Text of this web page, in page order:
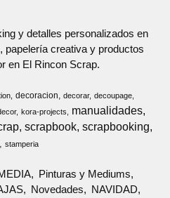
y detalles personalizados en
papelería creativa y productos
en El Rincon Scrap.
decoracion decorar
decoupage
kora-projects manualidades
scrapbook scrapbooking
stamperia
Pinturas y Mediums
Novedades
NAVIDAD